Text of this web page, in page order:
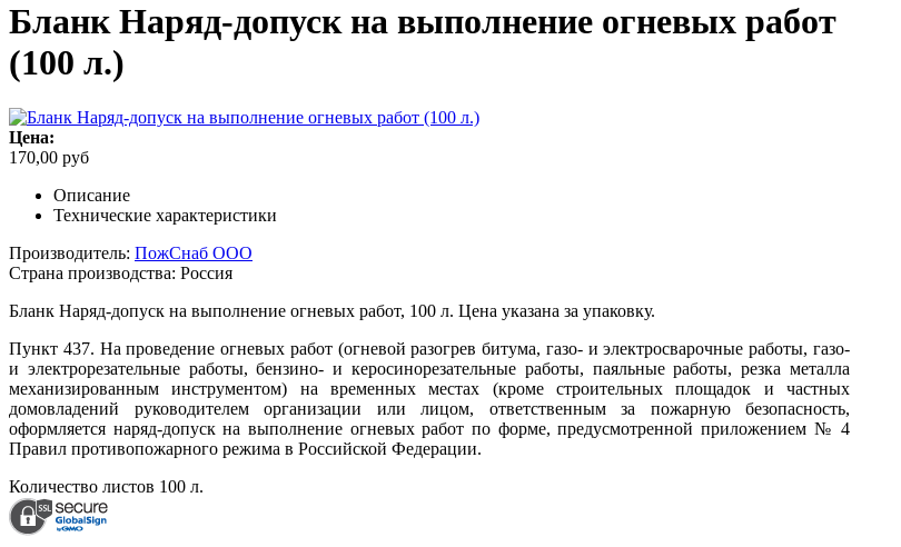
Бланк Наряд-допуск на выполнение огневых работ
(100 л.)
Цена:
170,00 руб
Описание
Технические характеристики
Производитель: ПожСнаб ООО
Страна производства: Россия
Бланк Наряд-допуск на выполнение огневых работ, 100 л. Цена указана за упаковку.
Пункт 437. На проведение огневых работ (огневой разогрев битума, газо- и электросварочные работы, газо-
и электрорезательные работы, бензино- и керосинорезательные работы, паяльные работы, резка металла
механизированным инструментом) на временных местах (кроме строительных площадок и частных
домовладений руководителем организации или лицом, ответственным за пожарную безопасность,
оформляется наряд-допуск на выполнение огневых работ по форме, предусмотренной приложением № 4
Правил противопожарного режима в Российской Федерации.
Количество листов 100 л.